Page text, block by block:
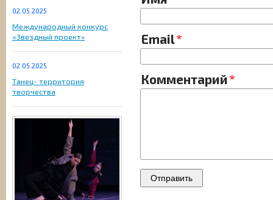
02.05.2025
Международный конкурс
«Звездный проект»
02.05.2025
Танец- территория
творчества
Email
Комментарий